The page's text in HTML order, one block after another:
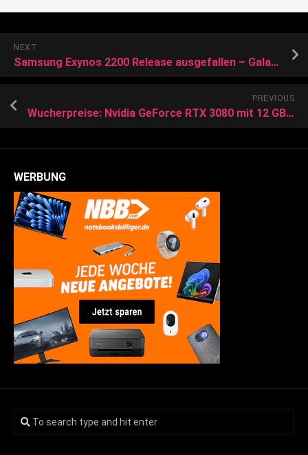
NEXT
Samsung Exynos 2200 Release ausgefallen – Galaxy S22 Serie in Gefahr?
PREVIOUS
Wucherpreise: Nvidia GeForce RTX 3080 mit 12 GB startet ab 1400 Euro
WERBUNG